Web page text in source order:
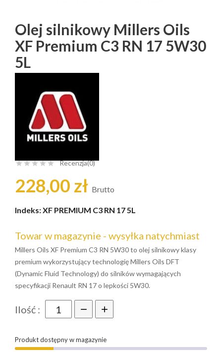
Olej silnikowy Millers Oils
XF Premium C3 RN 17 5W30
5L
     Recenzja(0)
228,00 zł Brutto
Indeks:XF PREMIUM C3 RN 17 5L
Towar w magazynie - wysyłka natychmiast
Millers Oils XF Premium C3 RN 5W30 to olej silnikowy klasy
premium wykorzystujący technologię Millers Oils DFT
(Dynamic Fluid Technology) do silników wymagających
specyfikacji Renault RN 17 o lepkości 5W30.
Ilość :
Produkt dostępny w magazynie